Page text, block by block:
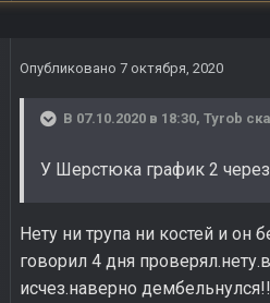
Опубликовано 7 октября, 2020
В 07.10.2020 в 18:30, Tyrob
У Шерстюка график 2 через
Нету ни трупа ни костей и
говорил 4 дня
исчез.наверно